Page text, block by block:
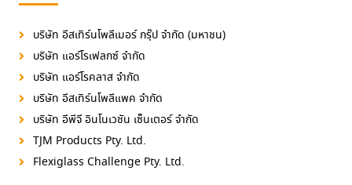
บริษัท อีสเทิร์นโพลีเมอร์ กรุ๊ป จำกัด (มหาชน)
บริษัท แอร์โรเฟลกซ์ จำกัด
บริษัท แอร์โรคลาส จำกัด
บริษัท อีสเทิร์นโพลีแพค จำกัด
บริษัท อีพีจี อินโนเวชัน เซ็นเตอร์ จำกัด
TJM Products Pty. Ltd.
Flexiglass Challenge Pty. Ltd.